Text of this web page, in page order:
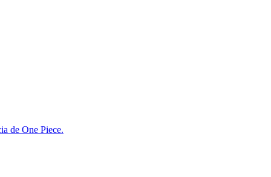
de One Piece.